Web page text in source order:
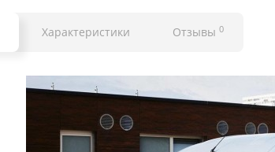
Характеристики Отзывы 0